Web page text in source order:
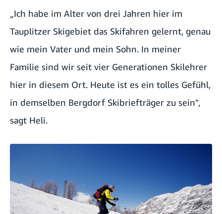
„Ich habe im Alter von drei Jahren hier im
Tauplitzer Skigebiet das Skifahren gelernt, genau
wie mein Vater und mein Sohn. In meiner
Familie sind wir seit vier Generationen Skilehrer
hier in diesem Ort. Heute ist es ein tolles Gefühl,
in demselben Bergdorf Skibriefträger zu sein",
sagt Heli.